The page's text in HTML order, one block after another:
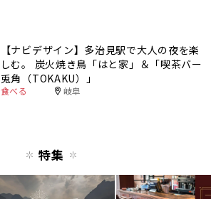
【ナビデザイン】多治見駅で大人の夜を楽
しむ。 炭火焼き鳥「はと家」＆「喫茶バー
兎角（TOKAKU）」
食べる 岐阜
特集